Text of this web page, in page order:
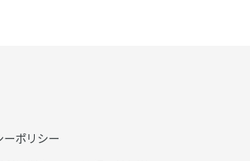
ーポリシー